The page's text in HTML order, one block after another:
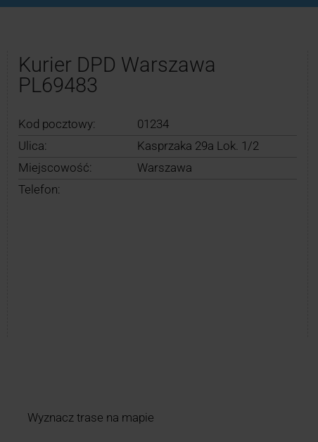
Kurier DPD Warszawa
PL69483
Kod pocztowy:
01234
Ulica:
Kasprzaka 29a Lok. 1/2
Miejscowość:
Warszawa
Telefon:
Wyznacz trase na mapie